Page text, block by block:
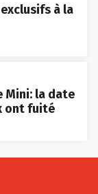
à la
Mini: la date
ont fuité